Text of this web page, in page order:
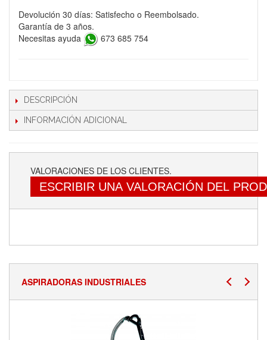
Devolución 30 días: Satisfecho o Reembolsado.
Garantía de 3 años.
Necesitas ayuda
673 685 754
DESCRIPCIÓN
INFORMACIÓN ADICIONAL
VALORACIONES DE LOS CLIENTES.
ESCRIBIR UNA VALORACIÓN DEL
ASPIRADORAS INDUSTRIALES